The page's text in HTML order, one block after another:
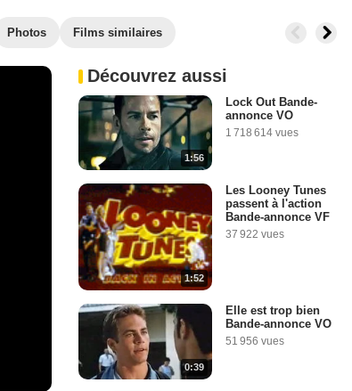
Photos Films similaires
Découvrez aussi
1:56
Lock Out Bande-
annonce VO
1 718 614 vues
1:52
Les Looney Tunes
passent à l'action
Bande-annonce VF
37 922 vues
0:39
Elle est trop bien
Bande-annonce VO
51 956 vues